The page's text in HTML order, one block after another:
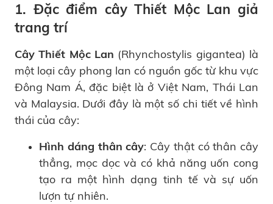
1. Đặc điểm cây Thiết Mộc Lan giả
trang trí
Cây Thiết Mộc Lan (Rhynchostylis gigantea) là
một loại cây phong lan có nguồn gốc từ khu vực
Đông Nam Á, đặc biệt là ở Việt Nam, Thái Lan
và Malaysia. Dưới đây là một số chi tiết về hình
thái của cây:
Hình dáng thân cây: Cây thật có thân cây
thẳng, mọc dọc và có khả năng uốn cong
tạo ra một hình dạng tinh tế và sự uốn
lượn tự nhiên.